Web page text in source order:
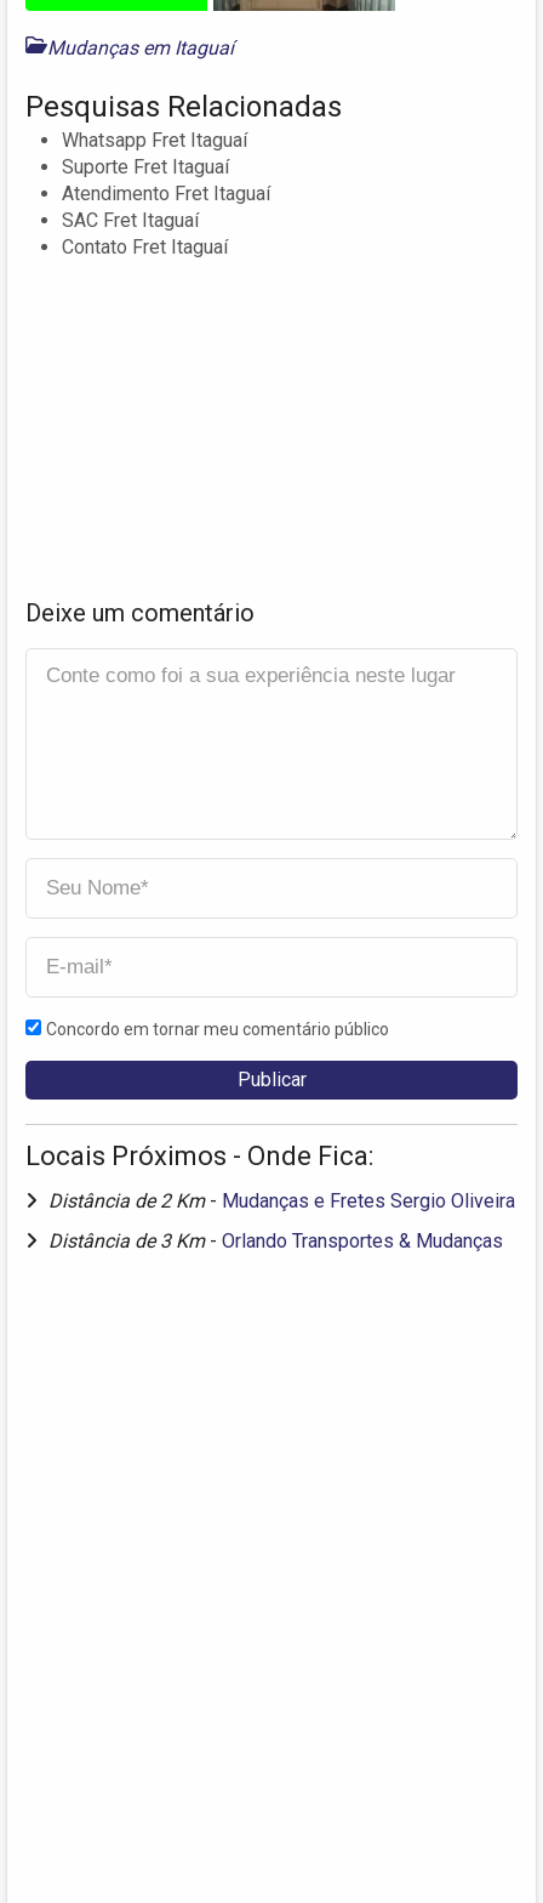
Mudanças em Itaguaí
Pesquisas Relacionadas
Whatsapp Fret Itaguaí
Suporte Fret Itaguaí
Atendimento Fret Itaguaí
SAC Fret Itaguaí
Contato Fret Itaguaí
Deixe um comentário
Concordo em tornar meu comentário público
Locais Próximos - Onde Fica:
Distância de 2 Km - Mudanças e Fretes Sergio Oliveira
Distância de 3 Km - Orlando Transportes & Mudanças